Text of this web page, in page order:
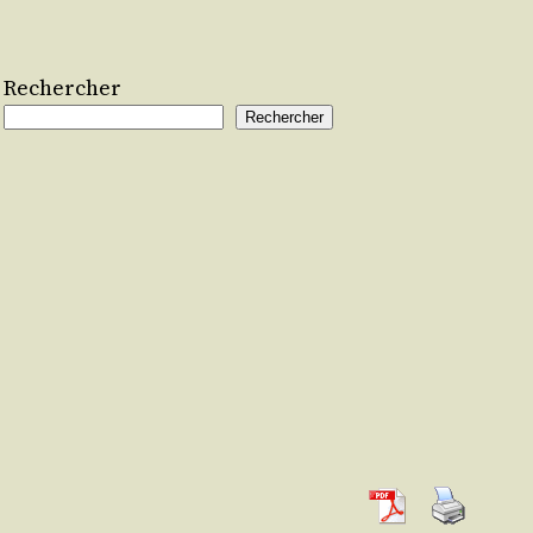
Rechercher
Rechercher